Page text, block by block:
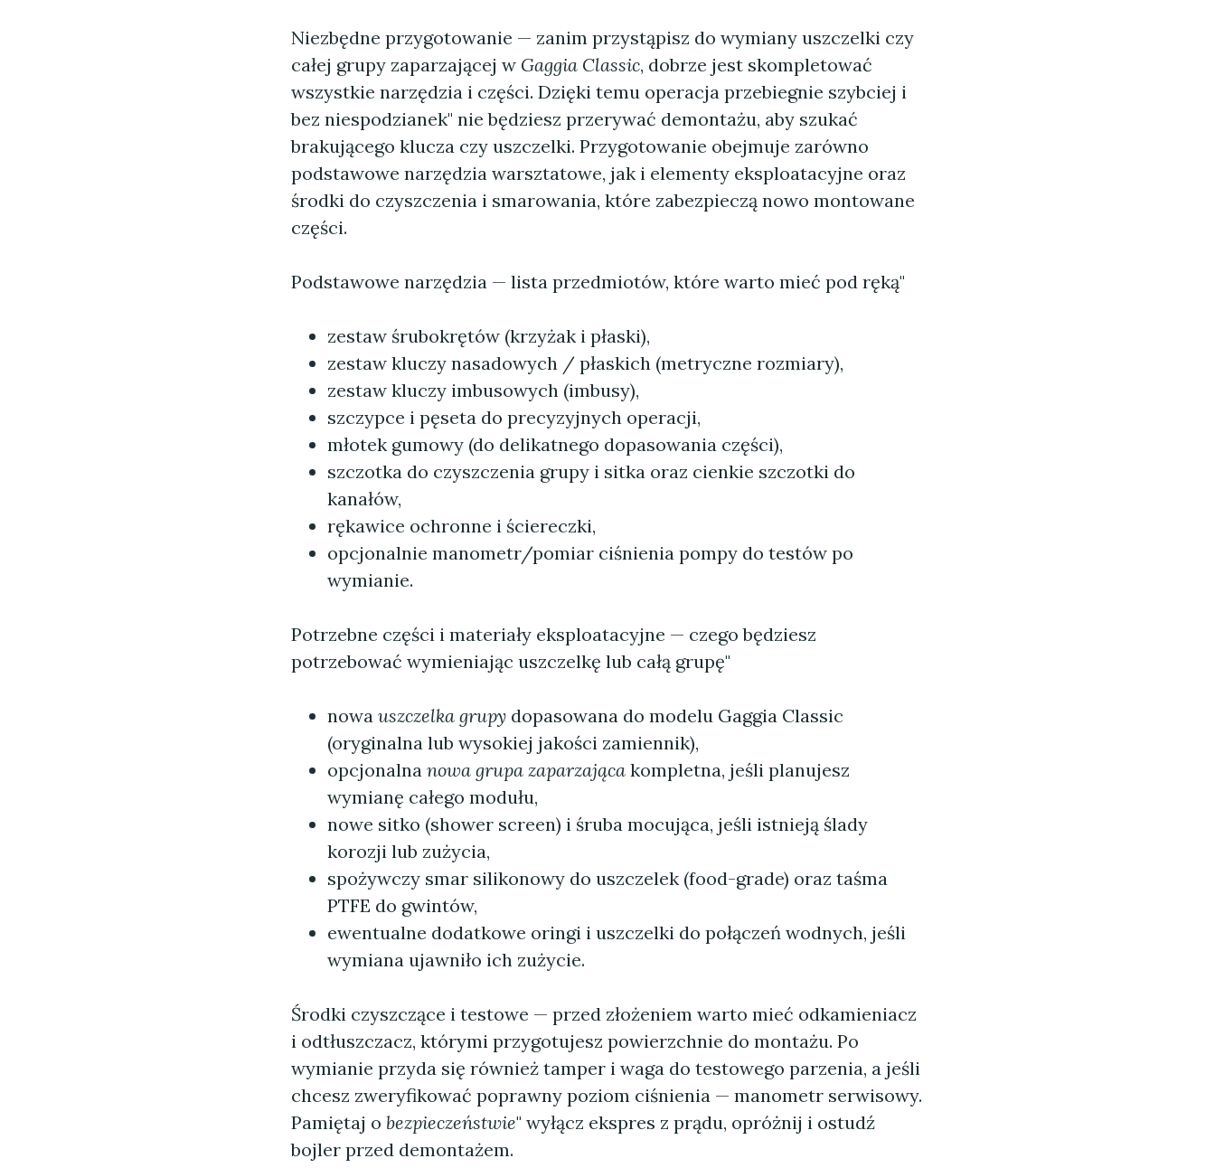
Niezbędne przygotowanie — zanim przystąpisz do wymiany uszczelki czy
całej grupy zaparzającej w Gaggia Classic, dobrze jest skompletować
wszystkie narzędzia i części. Dzięki temu operacja przebiegnie szybciej i
bez niespodzianek" nie będziesz przerywać demontażu, aby szukać
brakującego klucza czy uszczelki. Przygotowanie obejmuje zarówno
podstawowe narzędzia warsztatowe, jak i elementy eksploatacyjne oraz
środki do czyszczenia i smarowania, które zabezpieczą nowo montowane
części.
Podstawowe narzędzia — lista przedmiotów, które warto mieć pod ręką"
zestaw śrubokrętów (krzyżak i płaski),
zestaw kluczy nasadowych / płaskich (metryczne rozmiary),
zestaw kluczy imbusowych (imbusy),
szczypce i pęseta do precyzyjnych operacji,
młotek gumowy (do delikatnego dopasowania części),
szczotka do czyszczenia grupy i sitka oraz cienkie szczotki do
kanałów,
rękawice ochronne i ściereczki,
opcjonalnie manometr/pomiar ciśnienia pompy do testów po
wymianie.
Potrzebne części i materiały eksploatacyjne — czego będziesz
potrzebować wymieniając uszczelkę lub całą grupę"
nowa uszczelka grupy dopasowana do modelu Gaggia Classic
(oryginalna lub wysokiej jakości zamiennik),
opcjonalna nowa grupa zaparzająca kompletna, jeśli planujesz
wymianę całego modułu,
nowe sitko (shower screen) i śruba mocująca, jeśli istnieją ślady
korozji lub zużycia,
spożywczy smar silikonowy do uszczelek (food-grade) oraz taśma
PTFE do gwintów,
ewentualne dodatkowe oringi i uszczelki do połączeń wodnych, jeśli
wymiana ujawniło ich zużycie.
Środki czyszczące i testowe — przed złożeniem warto mieć odkamieniacz
i odtłuszczacz, którymi przygotujesz powierzchnie do montażu. Po
wymianie przyda się również tamper i waga do testowego parzenia, a jeśli
chcesz zweryfikować poprawny poziom ciśnienia — manometr serwisowy.
Pamiętaj o bezpieczeństwie" wyłącz ekspres z prądu, opróżnij i ostudź
bojler przed demontażem.